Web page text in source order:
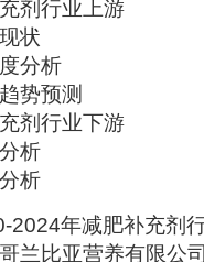
剂行业上游
状
分析
势预测
剂行业下游
析
析
2024年减肥补充剂
兰比亚营养有限公司